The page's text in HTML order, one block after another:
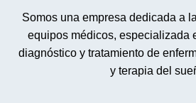
Somos una empresa dedicada a
equipos médicos, especializada
diagnóstico y tratamiento de
y terapia del